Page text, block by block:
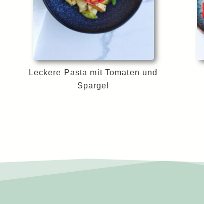
Leckere Pasta mit Tomaten und
Spargel